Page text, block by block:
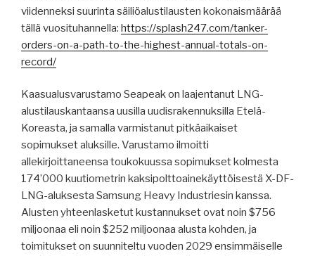
viidenneksi suurinta säiliöalustilausten kokonaismäärää
tällä vuosituhannella: https://splash247.com/tanker-
orders-on-a-path-to-the-highest-annual-totals-on-
record/
Kaasualusvarustamo Seapeak on laajentanut LNG-
alustilauskantaansa uusilla uudisrakennuksilla Etelä-
Koreasta, ja samalla varmistanut pitkäaikaiset
sopimukset aluksille. Varustamo ilmoitti
allekirjoittaneensa toukokuussa sopimukset kolmesta
174’000 kuutiometrin kaksipolttoainekäyttöisestä X-DF-
LNG-aluksesta Samsung Heavy Industriesin kanssa.
Alusten yhteenlasketut kustannukset ovat noin $756
miljoonaa eli noin $252 miljoonaa alusta kohden, ja
toimitukset on suunniteltu vuoden 2029 ensimmäiselle